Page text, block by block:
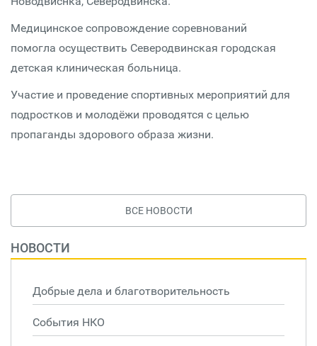
Медицинское сопровождение соревнований
помогла осуществить Северодвинская городская
детская клиническая больница.
Участие и проведение спортивных мероприятий для
подростков и молодёжи проводятся с целью
пропаганды здорового образа жизни.
ВСЕ НОВОСТИ
НОВОСТИ
Добрые дела и благотворительность
События НКО